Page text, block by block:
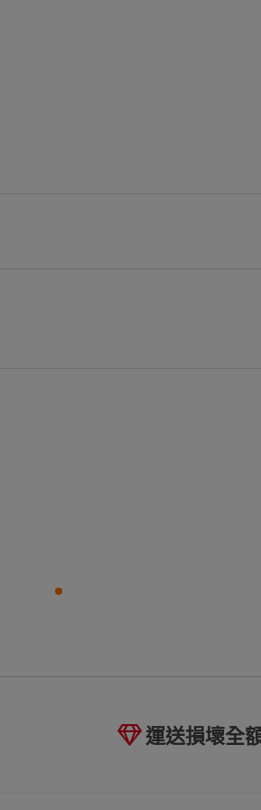
運送損壞全